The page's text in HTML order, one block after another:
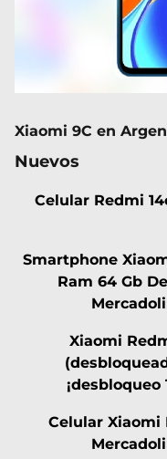
Xiaomi 9C en
Nuevos
Celular Redmi
Smartphone
Ram 64 Gb
Xiaomi
¡desbloqueo
Celular Xiaomi